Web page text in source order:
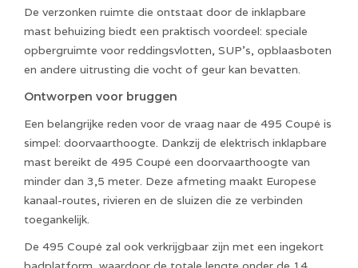
De verzonken ruimte die ontstaat door de inklapbare
mast behuizing biedt een praktisch voordeel: speciale
opbergruimte voor reddingsvlotten, SUP's, opblaasboten
en andere uitrusting die vocht of geur kan bevatten.
Ontworpen voor bruggen
Een belangrijke reden voor de vraag naar de 495 Coupé is
simpel: doorvaarthoogte. Dankzij de elektrisch inklapbare
mast bereikt de 495 Coupé een doorvaarthoogte van
minder dan 3,5 meter. Deze afmeting maakt Europese
kanaal-routes, rivieren en de sluizen die ze verbinden
toegankelijk.
De 495 Coupé zal ook verkrijgbaar zijn met een ingekort